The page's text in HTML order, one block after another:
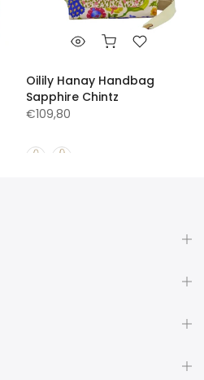
Oilily Hanay Handbag
Sapphire Chintz
€109,80